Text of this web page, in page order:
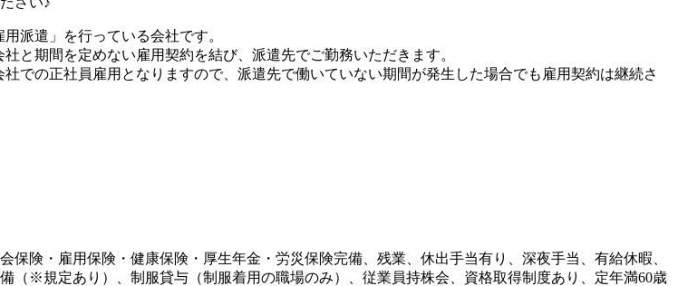
派遣」を行っている会社です。
と期間を定めない雇用契約を結び、派遣先でご勤務いただきます。
での正社員雇用となりますので、派遣先で働いていない期間が発生した場合でも雇用契約は継続さ
険・雇用保険・健康保険・厚生年金・労災保険完備、残業、休出手当有り、深夜手当、有給休暇、
（※規定あり）、制服貸与（制服着用の職場のみ）、従業員持株会、資格取得制度あり、定年満60歳